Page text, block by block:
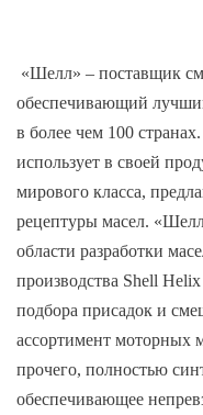
«Шелл» – поставщик
обеспечивающий
в более чем 100
использует в своей
мирового класса,
рецептуры масел.
области разработки
производства Shell
подбора присадок и
ассортимент моторных
прочего, полностью
обеспечивающее